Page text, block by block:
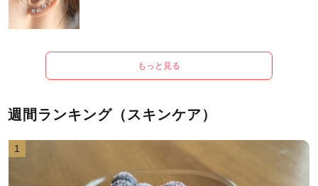
もっと見る
週間ランキング（スキンケア）
1